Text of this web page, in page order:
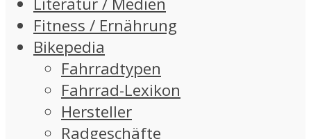
Fitness / Ernährung
Bikepedia
Fahrradtypen
Fahrrad-Lexikon
Hersteller
Radgeschäfte